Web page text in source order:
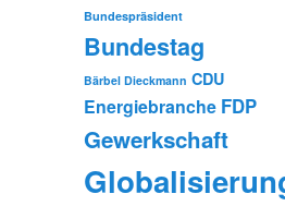
Bundespräsident
Bundestag
Bärbel Dieckmann CDU
Energiebranche FDP
Gewerkschaft